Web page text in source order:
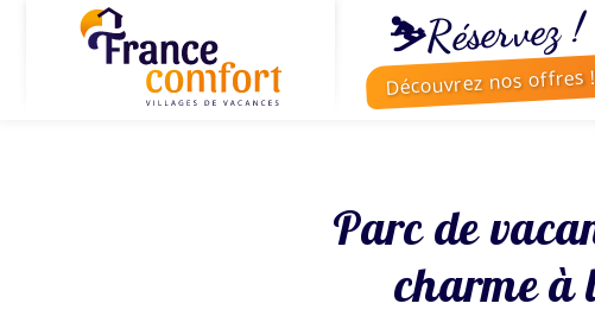
⛷️Réservez !
Découvrez nos offres !
Parc de
charme à